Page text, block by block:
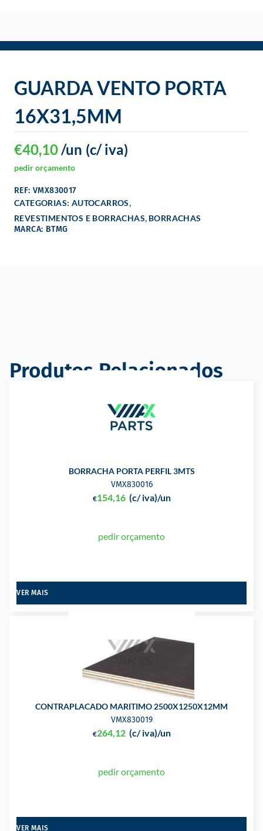
GUARDA VENTO PORTA
16X31,5MM
€40,10 (c/ iva)
/un
pedir orçamento
REF: VMX830017
CATEGORIAS: AUTOCARROS,
REVESTIMENTOS E BORRACHAS, BORRACHAS
MARCA: BTMG
Produtos Relacionados
BORRACHA PORTA PERFIL 3MTS
VMX830016
€154,16 (c/ iva)/un
pedir orçamento
VER MAIS
CONTRAPLACADO MARITIMO 2500X1250X12MM
VMX830019
€264,12 (c/ iva)/un
pedir orçamento
VER MAIS